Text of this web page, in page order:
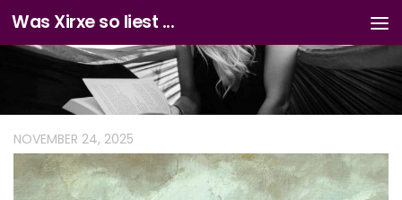
Zum Inhalt springen
Was Xirxe so liest ...
NOVEMBER 24, 2025